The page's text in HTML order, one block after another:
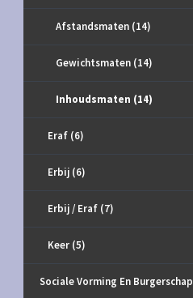
Afstandsmaten (14)
Gewichtsmaten (14)
Inhoudsmaten (14)
Eraf (6)
Erbij (6)
Erbij / Eraf (7)
Keer (5)
Sociale Vorming En Burgerschap